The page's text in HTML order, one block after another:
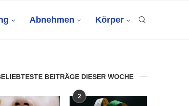
Abnehmen Körper
BEITRÄGE DIESER WOCHE
2